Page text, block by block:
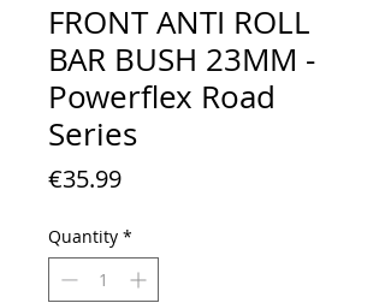
FRONT ANTI ROLL
BAR BUSH 23MM -
Powerflex Road
Series
€35.99Price
Quantity *